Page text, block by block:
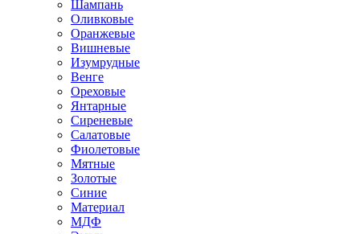
Шампань
Оливковые
Оранжевые
Вишневые
Изумрудные
Венге
Ореховые
Янтарные
Сиреневые
Салатовые
Фиолетовые
Мятные
Золотые
Синие
Материал
МДФ